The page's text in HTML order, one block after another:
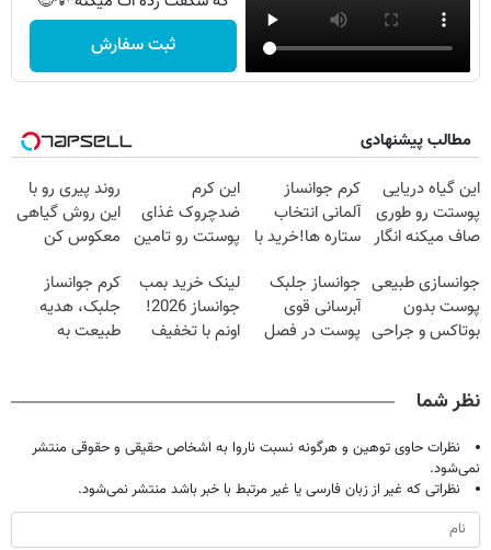
ثبت سفارش
مطالب پیشنهادی
این گیاه دریایی
پوستت رو طوری
صاف میکنه انگار
شدی🔥
کرم جوانساز
آلمانی انتخاب
ستاره ها!خرید با
این کرم
ضدچروک غذای
پوستت رو تامین
40%تخفیف)
روند پیری رو با
این روش گیاهی
معکوس کن
جوانسازی طبیعی
پوست بدون
بوتاکس و جراحی
جوانساز جلبک
آبرسانی قوی
پوست در فصل
لینک خرید بمب
جوانساز 2026!
اونم با تخفیف
کرم جوانساز
جلبک، هدیه
طبیعت به
نظر شما
نظرات حاوی توهین و هرگونه نسبت ناروا به اشخاص حقیقی و حقوقی منتشر
نمی‌شود.
نظراتی که غیر از زبان فارسی یا غیر مرتبط با خبر باشد منتشر نمی‌شود.